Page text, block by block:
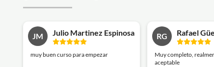
JM Julio Martinez Espinosa
muy buen curso para empezar
RG Rafael
Muy completo,
aceptable